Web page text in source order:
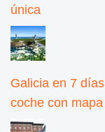
única
Galicia en 7
coche con mapa